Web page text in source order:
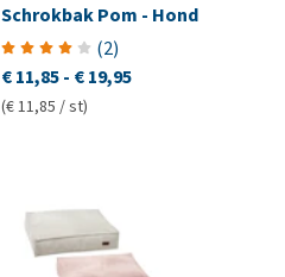
Schrokbak Pom - Hond
(2)
€ 11,85- € 19,95
(€ 11,85 / st)